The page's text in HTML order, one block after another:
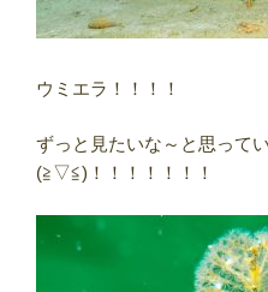
ウミエラ！！！！
ずっと見たいな～と思って
(≧▽≦)！！！！！！！